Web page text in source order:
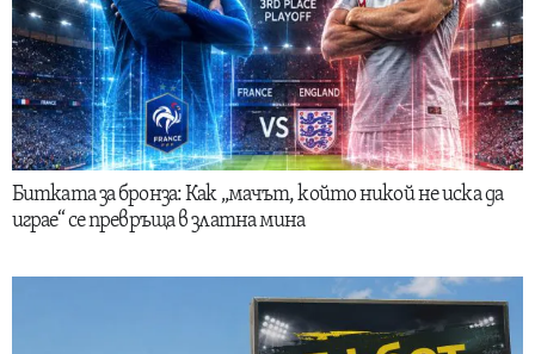
Битката за бронза: Как „мачът, който никой не иска да
играе“ се превръща в златна мина